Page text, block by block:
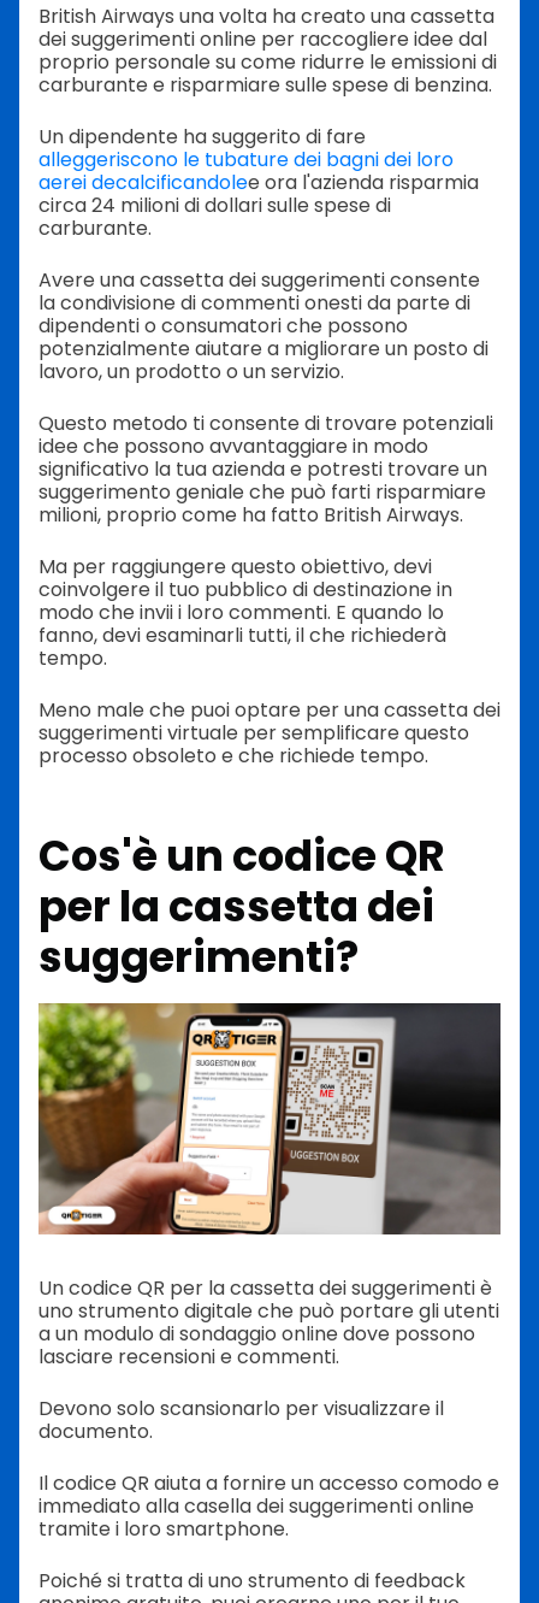
British Airways una volta ha creato una cassetta
dei suggerimenti online per raccogliere idee dal
proprio personale su come ridurre le emissioni di
carburante e risparmiare sulle spese di benzina.
Un dipendente ha suggerito di fare
alleggeriscono le tubature dei bagni dei loro
aerei decalcificandolee ora l'azienda risparmia
circa 24 milioni di dollari sulle spese di
carburante.
Avere una cassetta dei suggerimenti consente
la condivisione di commenti onesti da parte di
dipendenti o consumatori che possono
potenzialmente aiutare a migliorare un posto di
lavoro, un prodotto o un servizio.
Questo metodo ti consente di trovare potenziali
idee che possono avvantaggiare in modo
significativo la tua azienda e potresti trovare un
suggerimento geniale che può farti risparmiare
milioni, proprio come ha fatto British Airways.
Ma per raggiungere questo obiettivo, devi
coinvolgere il tuo pubblico di destinazione in
modo che invii i loro commenti. E quando lo
fanno, devi esaminarli tutti, il che richiederà
tempo.
Meno male che puoi optare per una cassetta dei
suggerimenti virtuale per semplificare questo
processo obsoleto e che richiede tempo.
Cos'è un codice QR
per la cassetta dei
suggerimenti?
Un codice QR per la cassetta dei suggerimenti è
uno strumento digitale che può portare gli utenti
a un modulo di sondaggio online dove possono
lasciare recensioni e commenti.
Devono solo scansionarlo per visualizzare il
documento.
Il codice QR aiuta a fornire un accesso comodo e
immediato alla casella dei suggerimenti online
tramite i loro smartphone.
Poiché si tratta di uno strumento di feedback